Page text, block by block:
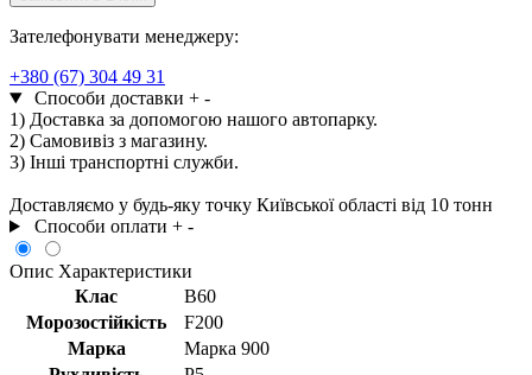
F200
W12
(М5)
кількість
Зателефонувати менеджеру:
+380 (67) 304 49 31
Способи доставки + -
1) Доставка за допомогою нашого автопарку.
2) Самовивіз з магазину.
3) Інші транспортні служби.
Доставляємо у будь-яку точку Київської області від 10 тонн
Способи оплати + -
Опис Характеристики
Клас
В60
Морозостійкість
F200
Марка
Марка 900